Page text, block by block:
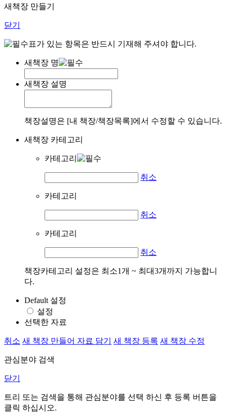
새책장 만들기
닫기
표가 있는 항목은 반드시 기재해 주셔야 합니다.
새책장 명
새책장 설명
책장설명은 [내 책장/책장목록]에서 수정할 수 있습니다.
새책장 카테고리
카테고리
취소
카테고리
취소
카테고리
취소
책장카테고리 설정은 최소1개 ~ 최대3개까지 가능합니
다.
Default 설정
설정
선택한 자료
취소 새 책장 만들어 자료 담기 새 책장 등록 새 책장 수정
관심분야 검색
닫기
트리 또는 검색을 통해 관심분야를 선택 하신 후 등록 버튼을
클릭 하십시오.